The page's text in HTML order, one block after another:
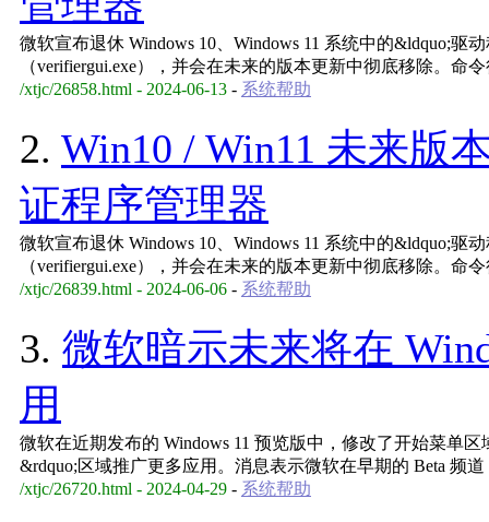
微软宣布退休 Windows 10、Windows 11 系统中的&ldquo;驱
（verifiergui.exe），并会在未来的版本更新中彻底移除。命
/xtjc/26858.html - 2024-06-13 - 系统帮助
2. Win10 / Win11 未来版
证程序管理器
微软宣布退休 Windows 10、Windows 11 系统中的&ldquo;驱
（verifiergui.exe），并会在未来的版本更新中彻底移除。命
/xtjc/26839.html - 2024-06-06 - 系统帮助
3. 微软暗示未来将在
用
微软在近期发布的 Windows 11 预览版中，修改了开始菜单
&rdquo;区域推广更多应用。消息表示微软在早期的 Beta 频道
/xtjc/26720.html - 2024-04-29 - 系统帮助